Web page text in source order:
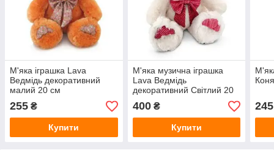
М'яка іграшка Lava
Ведмідь декоративний
малий 20 см
255 ₴
Купити
М'яка музична іграшка
Lava Ведмідь
декоративний Світлий 20
см
400₴
Купити
245